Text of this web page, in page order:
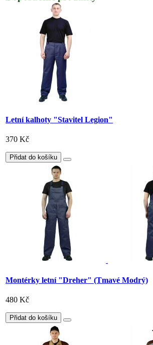
Letní kalhoty "Stavitel Legion"
370 Kč
Přidat do košíku
Montérky letní "Dreher" (Tmavé Modrý)
480 Kč
Přidat do košíku